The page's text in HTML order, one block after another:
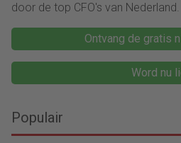
door de top CFO's van Nederland.
Ontvang de gratis
Word nu
Populair